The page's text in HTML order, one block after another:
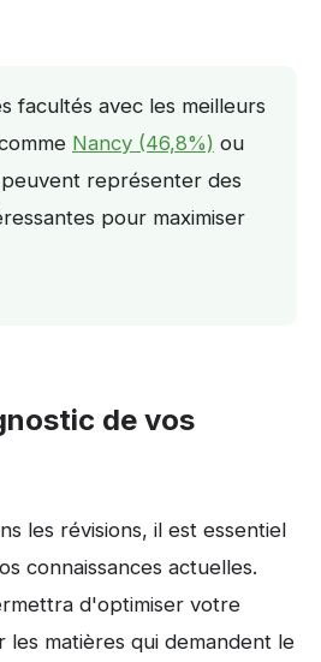
facultés avec les meilleurs
Nancy (46,8%) ou
peuvent représenter des
pour maximiser
de vos
les révisions, il est essentiel
connaissances actuelles.
d'optimiser votre
matières qui demandent le